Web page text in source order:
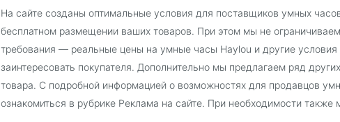
На сайте созданы оптимальные условия для поставщиков умных
бесплатном размещении ваших товаров. При этом мы не
требования — реальные цены на умные часы Haylou и другие
заинтересовать покупателя. Дополнительно мы предлагаем ряд
товара. С подробной информацией о возможностях для продавцов
ознакомиться в рубрике Реклама на сайте. При необходимости